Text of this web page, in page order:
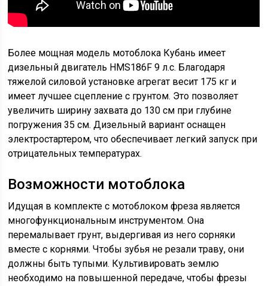
Более мощная модель мотоблока Кубань имеет
дизельный двигатель HMS186F 9 л.с. Благодаря
тяжелой силовой установке агрегат весит 175 кг и
имеет лучшее сцепление с грунтом. Это позволяет
увеличить ширину захвата до 130 см при глубине
погружения 35 см. Дизельный вариант оснащен
электростартером, что обеспечивает легкий запуск при
отрицательных температурах.
Возможности мотоблока
Идущая в комплекте с мотоблоком фреза является
многофункциональным инструментом. Она
перемалывает грунт, выдергивая из него сорняки
вместе с корнями. Чтобы зубья не резали траву, они
должны быть тупыми. Культивировать землю
необходимо на повышенной передаче, чтобы фрезы